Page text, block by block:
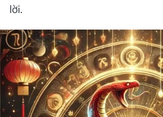
lời.